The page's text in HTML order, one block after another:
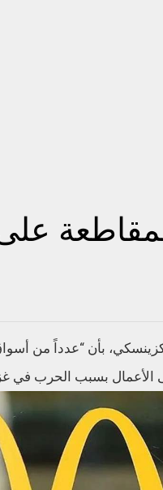
بأن “عدداً من
الأعمال بسبب الحرب في